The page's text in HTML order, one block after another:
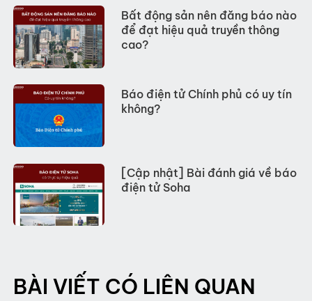
Bất động sản nên đăng báo nào
để đạt hiệu quả truyền thông
cao?
Báo điện tử Chính phủ có uy tín
không?
[Cập nhật] Bài đánh giá về báo
điện tử Soha
BÀI VIẾT CÓ LIÊN QUAN